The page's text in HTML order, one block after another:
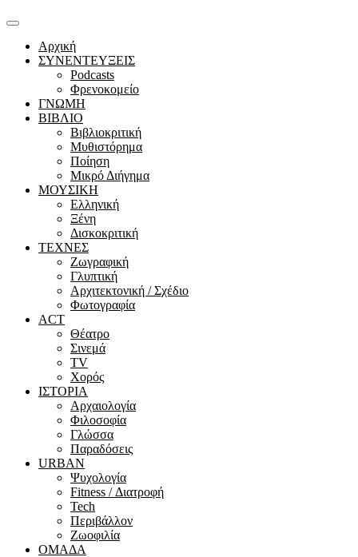
Αρχική
ΣΥΝΕΝΤΕΥΞΕΙΣ
Podcasts
Φρενοκομείο
ΓΝΩΜΗ
ΒΙΒΛΙΟ
Βιβλιοκριτική
Μυθιστόρημα
Ποίηση
Μικρό Διήγημα
ΜΟΥΣΙΚΗ
Ελληνική
Ξένη
Δισκοκριτική
ΤΕΧΝΕΣ
Ζωγραφική
Γλυπτική
Αρχιτεκτονική / Σχέδιο
Φωτογραφία
ACT
Θέατρο
Σινεμά
ΤV
Χορός
ΙΣΤΟΡΙΑ
Αρχαιολογία
Φιλοσοφία
Γλώσσα
Παραδόσεις
URBAN
Ψυχολογία
Fitness / Διατροφή
Tech
Περιβάλλον
Ζωοφιλία
ΟΜΑΔΑ